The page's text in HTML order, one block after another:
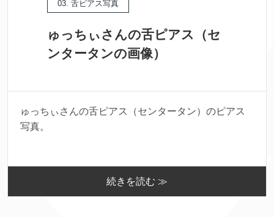
03. 舌ピアス写真
ゅっちぃさんの舌ピアス（セ
ンタータンの画像）
ゅっちぃさんの舌ピアス（センタータン）のピアス
写真。
続きを読む ≫